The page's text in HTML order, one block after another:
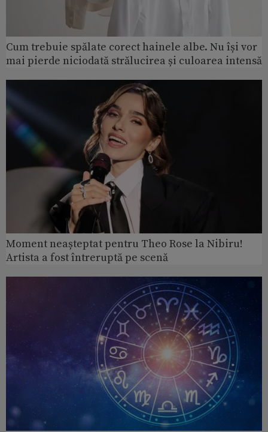
Cum trebuie spălate corect hainele albe. Nu își vor
mai pierde niciodată strălucirea și culoarea intensă
Moment neașteptat pentru Theo Rose la Nibiru!
Artista a fost întreruptă pe scenă